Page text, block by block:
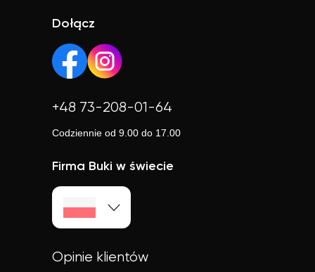
mówienia.
egzamin, mówić swobodniej czy używać angielskiego w
Dołącz
+48 73-208-01-64
Codziennie od 9.00 do 17.00
Firma Buki w świecie
Opinie klientów